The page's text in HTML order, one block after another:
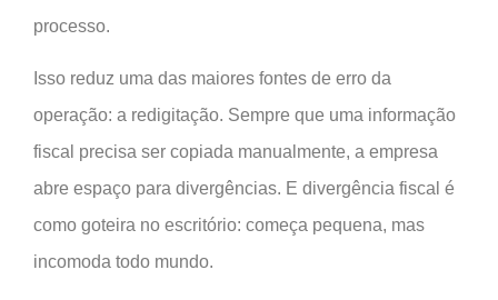
processo.
Isso reduz uma das maiores fontes de erro da
operação: a redigitação. Sempre que uma informação
fiscal precisa ser copiada manualmente, a empresa
abre espaço para divergências. E divergência fiscal é
como goteira no escritório: começa pequena, mas
incomoda todo mundo.